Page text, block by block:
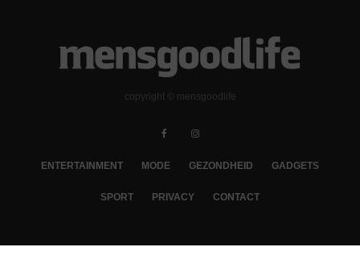
copyright © mensgoodlife
ENTERTAINMENT MODE GEZONDHEID GADGETS
SPORT PRIVACY CONTACT